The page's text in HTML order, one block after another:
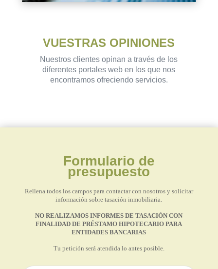
VUESTRAS OPINIONES
Nuestros clientes opinan a través de los
diferentes portales web en los que nos
encontramos ofreciendo servicios.
Formulario de
presupuesto
Rellena todos los campos para contactar con nosotros y solicitar
información sobre tasación inmobiliaria.
NO REALIZAMOS INFORMES DE TASACIÓN CON
FINALIDAD DE PRÉSTAMO HIPOTECARIO PARA
ENTIDADES BANCARIAS
Tu petición será atendida lo antes posible.